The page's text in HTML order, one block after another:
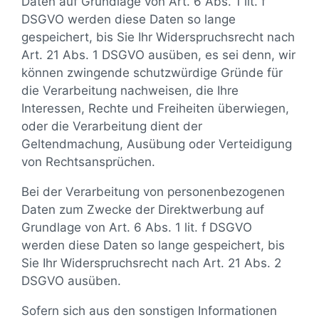
DSGVO werden diese Daten so lange
gespeichert, bis Sie Ihr Widerspruchsrecht nach
Art. 21 Abs. 1 DSGVO ausüben, es sei denn, wir
können zwingende schutzwürdige Gründe für
die Verarbeitung nachweisen, die Ihre
Interessen, Rechte und Freiheiten überwiegen,
oder die Verarbeitung dient der
Geltendmachung, Ausübung oder Verteidigung
von Rechtsansprüchen.
Bei der Verarbeitung von personenbezogenen
Daten zum Zwecke der Direktwerbung auf
Grundlage von Art. 6 Abs. 1 lit. f DSGVO
werden diese Daten so lange gespeichert, bis
Sie Ihr Widerspruchsrecht nach Art. 21 Abs. 2
DSGVO ausüben.
Sofern sich aus den sonstigen Informationen